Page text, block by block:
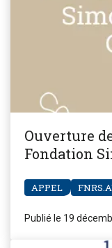
Ouverture
Fondation
APPEL
Publié le 19